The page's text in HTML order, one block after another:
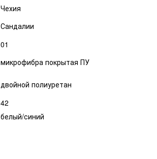
Чехия
Сандалии
01
микрофибра покрытая ПУ
двойной полиуретан
42
белый/синий